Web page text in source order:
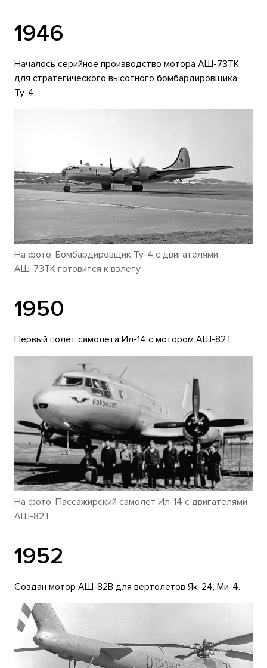
1946
Началось серийное производство мотора АШ-73ТК
для стратегического высотного бомбардировщика
Ту-4.
На фото: Бомбардировщик Ту-4 с двигателями
АШ-73ТК готовится к взлету
1950
Первый полет самолета Ил-14 с мотором АШ-82Т.
На фото: Пассажирский самолет Ил-14 с двигателями
АШ-82Т
1952
Создан мотор АШ-82В для вертолетов Як-24, Ми-4.